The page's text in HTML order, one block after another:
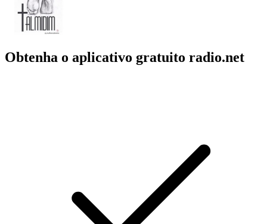
Obtenha o aplicativo gratuito radio.net